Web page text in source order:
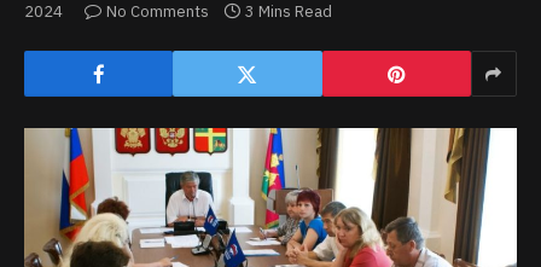
2024
No Comments 3 Mins Read